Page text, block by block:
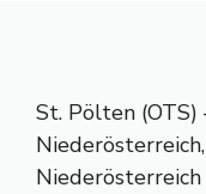
St. Pölten